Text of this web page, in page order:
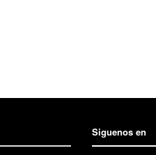
Siguenos en